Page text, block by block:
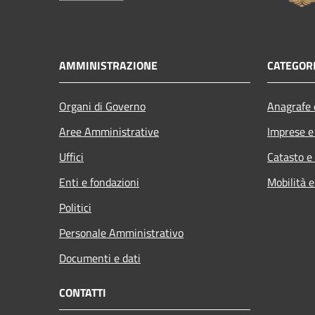
AMMINISTRAZIONE
Organi di Governo
Aree Amministrative
Uffici
Enti e fondazioni
Politici
Personale Amministrativo
Documenti e dati
Imprese
Catasto
Mobilità
CONTATTI